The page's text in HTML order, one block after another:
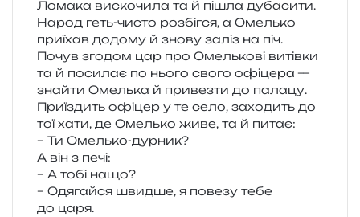
Ломака виско­чи­ла та й пішла дуба­си­ти.
Народ геть-чисто роз­біг­ся, а Омелько
при­їхав додо­му й знову заліз на піч.
Почув зго­дом цар про Омелькові витів­ки
та й поси­лає по нього свого офі­це­ра —
зна­йти Омелька й при­вез­ти до пала­цу.
Приїздить офі­цер у те село, захо­дить до
тої хати, де Омелько живе, та й питає:
– Ти Омелько-дурник?
А він з печі:
– А тобі нащо?
– Одягайся швид­ше, я пове­зу тебе
до царя.